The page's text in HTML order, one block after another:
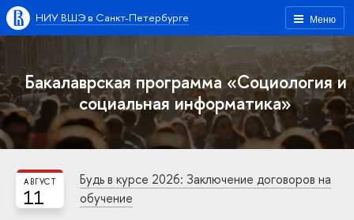
Меню
НИУ ВШЭ в Санкт-Петербурге
Бакалаврская программа «Социология и
социальная информатика»
11
АВГУСТ
Будь в курсе 2026: Заключение договоров на
обучение